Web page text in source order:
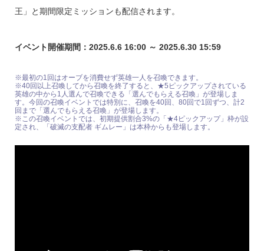
王」と期間限定ミッションも配信されます。
イベント開催期間：2025.6.6 16:00 ～ 2025.6.30 15:59
※最初の1回はオーブを消費せず英雄一人を召喚できます。
※40回以上召喚してから召喚を終了すると、★5ピックアップされている
英雄の中から1人選んで召喚できる「選んでもらえる召喚」が登場しま
す。今回の召喚イベントでは特別に、召喚を40回、80回で1回ずつ、計2
回まで「選んでもらえる召喚」が登場します。
※この召喚イベントでは、初期提供割合3%の「★4ピックアップ」枠が設
定され、「破滅の支配者 ギムレー」は本枠からも登場します。